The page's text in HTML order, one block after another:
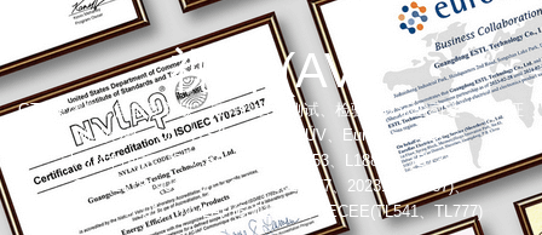
视听 (AV)
GTG集团是中国最受尊敬、最有信誉的测试、检验和认证公司之一。认证
机构包括：UL、ITS(Intertek)、TÜV、Eurofins、CQC、
认可机构包括：CNAS(L6214、L13753、L18872、IB1376)、
CMA(201819013768、202019014977、202319017087)、
A2LA(6947.01)、NVLAP(600177-0)、IECEE(TL541、TL777)